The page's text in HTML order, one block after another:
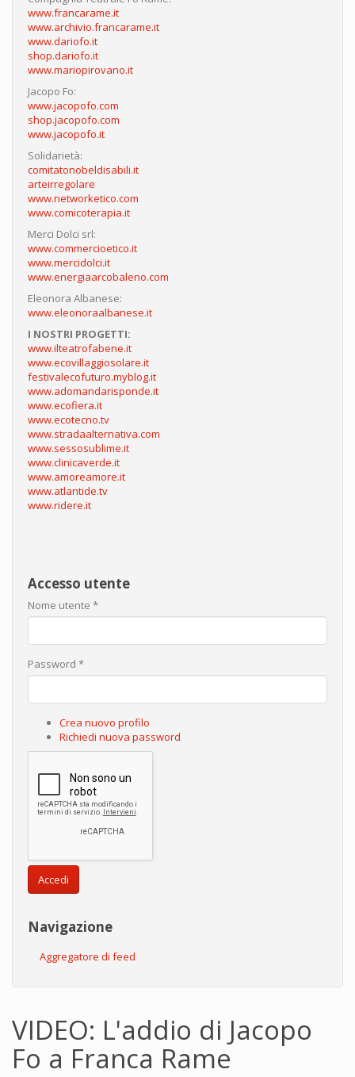
www.francarame.it
www.archivio.francarame.it
www.dariofo.it
shop.dariofo.it
www.mariopirovano.it
Jacopo Fo:
www.jacopofo.com
shop.jacopofo.com
www.jacopofo.it
Solidarietà:
comitatonobeldisabili.it
arteirregolare
www.networketico.com
www.comicoterapia.it
Merci Dolci srl:
www.commercioetico.it
www.mercidolci.it
www.energiaarcobaleno.com
Eleonora Albanese:
www.eleonoraalbanese.it
I NOSTRI PROGETTI:
www.ilteatrofabene.it
www.ecovillaggiosolare.it
festivalecofuturo.myblog.it
www.adomandarisponde.it
www.ecofiera.it
www.ecotecno.tv
www.stradaalternativa.com
www.sessosublime.it
www.clinicaverde.it
www.amoreamore.it
www.atlantide.tv
www.ridere.it
Accesso utente
Nome utente *
Password *
Crea nuovo profilo
Richiedi nuova password
Accedi
Navigazione
Aggregatore di feed
VIDEO: L'addio di Jacopo
Fo a Franca Rame